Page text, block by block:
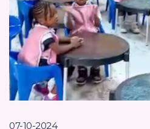
07-10-2024